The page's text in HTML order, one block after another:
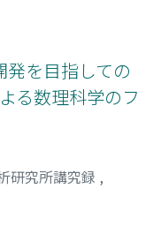
を目指しての
る数理科学のフ
研究所講究録 ,